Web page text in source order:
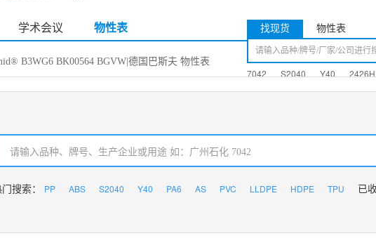
找现货 物性表
7042 S2040 Y40 2426H
学术会议 物性表
B3WG6 BK00564 BGVW|德国巴斯夫 物性表
搜索： PP ABS S2040 Y40 PA6 AS PVC LLDPE HDPE TPU 已